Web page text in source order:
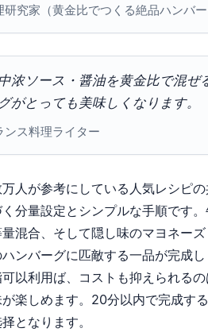
究家（黄金比でつくる絶品ハンバ
浓ソース・醤油を黄金比で混ぜ
がとっても美味しくなります。
ス料理ライター
人が参考にしている人気レシピ
分量設定とシンプルな手順です
混合、そして隠し味のマヨネー
ンバーグに匹敵する一品が完成
以利用ば、コストも抑えられる
楽しめます。20分以内で完成す
となります。